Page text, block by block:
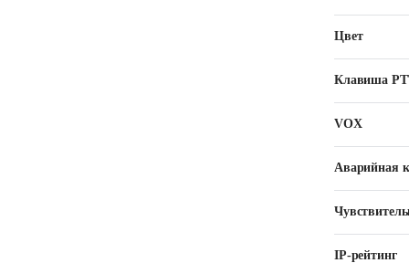
Цвет
Клавиша
VOX
Аварийная
IP-рейтинг